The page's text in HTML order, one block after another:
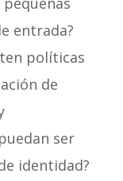
entrada?
políticas
de
ser
identidad?